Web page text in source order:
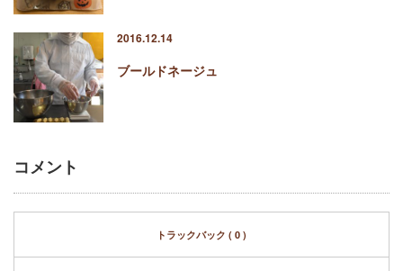
2016.12.14
ブールドネージュ
コメント
トラックバック ( 0 )